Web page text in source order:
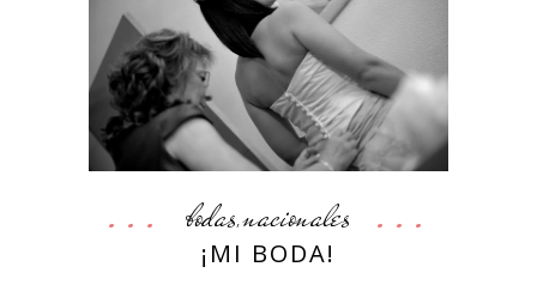
bodas,nacionales
¡MI BODA!